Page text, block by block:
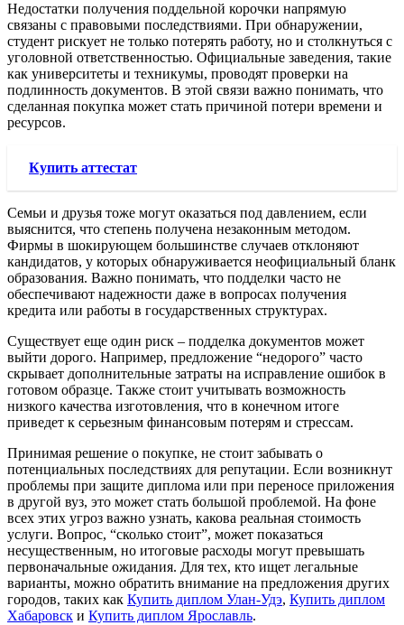
Недостатки получения поддельной корочки напрямую
связаны с правовыми последствиями. При обнаружении,
студент рискует не только потерять работу, но и столкнуться с
уголовной ответственностью. Официальные заведения, такие
как университеты и техникумы, проводят проверки на
подлинность документов. В этой связи важно понимать, что
сделанная покупка может стать причиной потери времени и
ресурсов.
Купить аттестат
Семьи и друзья тоже могут оказаться под давлением, если
выяснится, что степень получена незаконным методом.
Фирмы в шокирующем большинстве случаев отклоняют
кандидатов, у которых обнаруживается неофициальный бланк
образования. Важно понимать, что подделки часто не
обеспечивают надежности даже в вопросах получения
кредита или работы в государственных структурах.
Существует еще один риск – подделка документов может
выйти дорого. Например, предложение “недорого” часто
скрывает дополнительные затраты на исправление ошибок в
готовом образце. Также стоит учитывать возможность
низкого качества изготовления, что в конечном итоге
приведет к серьезным финансовым потерям и стрессам.
Принимая решение о покупке, не стоит забывать о
потенциальных последствиях для репутации. Если возникнут
проблемы при защите диплома или при переносе приложения
в другой вуз, это может стать большой проблемой. На фоне
всех этих угроз важно узнать, какова реальная стоимость
услуги. Вопрос, “сколько стоит”, может показаться
несущественным, но итоговые расходы могут превышать
первоначальные ожидания. Для тех, кто ищет легальные
варианты, можно обратить внимание на предложения других
городов, таких как Купить диплом Улан-Удэ, Купить диплом
Хабаровск и Купить диплом Ярославль.